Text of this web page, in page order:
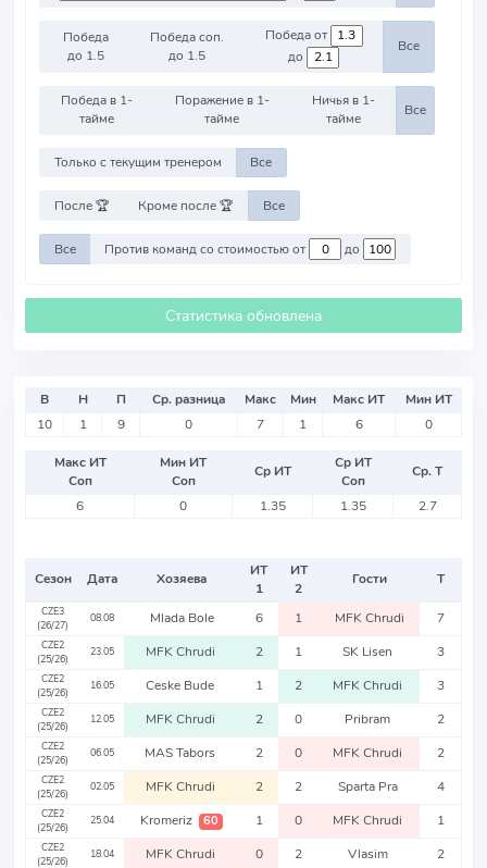
Победа
до 1.5
Победа соп.
до 1.5
Победа от
до
Все
Победа в 1-
тайме
Поражение в 1-
тайме
Ничья в 1-
тайме
Все
Только с текущим тренером Все
После 🏆 Кроме после 🏆 Все
Все Против команд со стоимостью от до
Статистика обновлена
В Н П Ср. разница Макс Мин Макс ИТ
Мин ИТ
10
1 9 0 7 1 6 0
Макс ИТ
Соп
Мин ИТ
Соп
Ср ИТ
Ср ИТ
Соп
Ср. Т
6
0 1.35 1.35 2.7
Сезон Дата Хозяева
ИТ
1
ИТ
2
Гости Т
CZE3
(26/27)
08.08 Mlada Bole 6 1 MFK Chrudi 7
CZE2
(25/26)
23.05 MFK Chrudi 2 1 SK Lisen 3
CZE2
(25/26)
16.05 Ceske Bude 1 2 MFK Chrudi 3
CZE2
(25/26)
12.05 MFK Chrudi 2 0 Pribram 2
CZE2
(25/26)
06.05 MAS Tabors 2 0 MFK Chrudi 2
CZE2
(25/26)
02.05 MFK Chrudi 2 2 Sparta Pra 4
CZE2
(25/26)
25.04 Kromeriz 60 1 0 MFK Chrudi 1
CZE2
(25/26)
18.04 MFK Chrudi 0 2 Vlasim 2